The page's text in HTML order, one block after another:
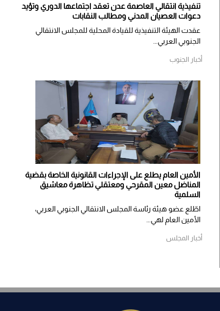
تنفيذية انتقالي العاصمة عدن تعقد اجتماعها الدوري وتؤيد
دعوات العصيان المدني ومطالب النقابات
​عقدت الهيئة التنفيذية للقيادة المحلية للمجلس الانتقالي
الجنوبي العربي...
أخبار الجنوب
الأمين العام يطلع على الإجراءات القانونية الخاصة بقضية
المناضل معين المقرحي ومعتقلي تظاهرة معاشيق
السلمية
اطّلع عضو هيئة رئاسة المجلس الانتقالي الجنوبي العربي،
الأمين العام لهي...
أخبار المجلس